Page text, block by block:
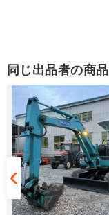
同じ出品者の商品